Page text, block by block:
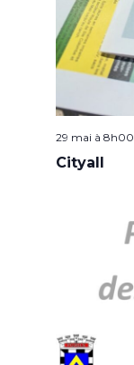
29 mai à 8h00
Cityall